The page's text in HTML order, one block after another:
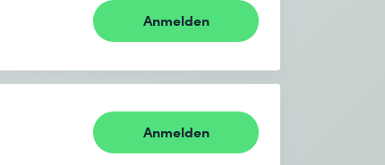
Anmelden
Anmelden